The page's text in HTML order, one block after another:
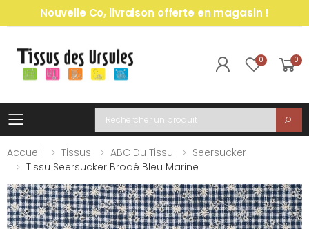
Nouvelle Co, livraison offerte en magasin !
0 0
Toggle mobile menu
Recherche
Accueil
Tissus ABC Du Tissu
Seersucker
Tissu Seersucker Brodé Bleu Marine